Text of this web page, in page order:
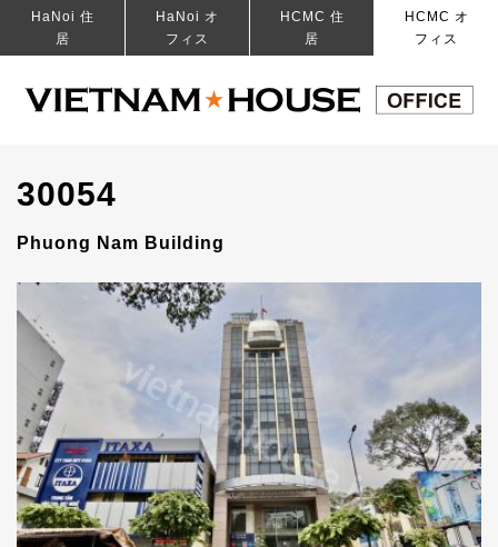
HaNoi 住
居
HaNoi オ
フィス
HCMC 住
居
HCMC オ
フィス
30054
Phuong Nam Building